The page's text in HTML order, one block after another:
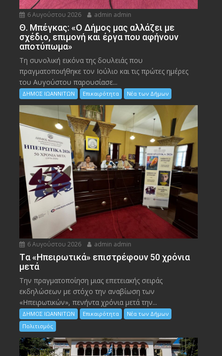
6 Αυγούστου 2026 admin admin
Θ. Μπέγκας: «Ο Δήμος μας αλλάζει με
σχέδιο, επιμονή και έργα που αφήνουν
αποτύπωμα»
Τη συνολική εικόνα της δουλειάς που
πραγματοποιήθηκε τον Ιούλιο και τις πρώτες ημέρες
του Αυγούστου παρουσίασε...
ΔΗΜΟΣ ΙΩΑΝΝΙΤΩΝ Επικαιρότητα Νέα των Δήμων
6 Αυγούστου 2026 admin admin
Tα «Ηπειρωτικά» επιστρέφουν 50 χρόνια
μετά
Την πραγματοποίηση μιας επετειακής σειράς
εκδηλώσεων με στόχο την αναβίωση των
«Ηπειρωτικών», πενήντα χρόνια μετά την...
ΔΗΜΟΣ ΙΩΑΝΝΙΤΩΝ Επικαιρότητα
Νέα των Δήμων
Πολιτισμός